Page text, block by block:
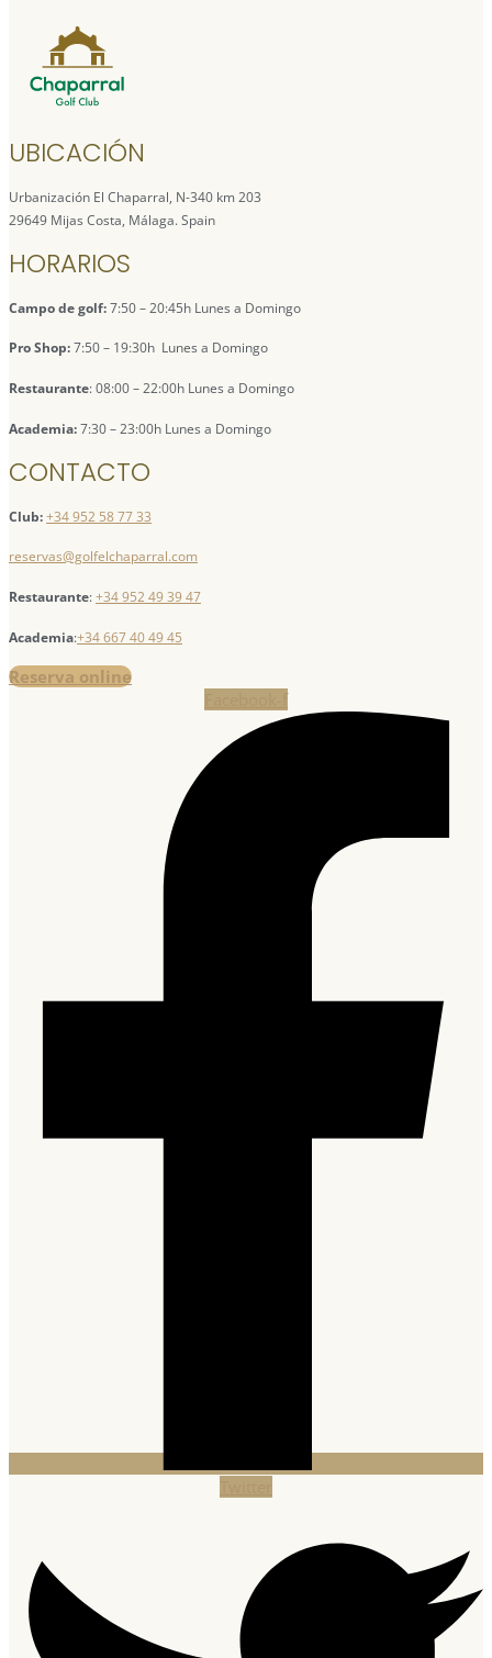
UBICACIÓN
Urbanización El Chaparral, N-340 km 203
29649 Mijas Costa, Málaga. Spain
HORARIOS
Campo de golf:7:50 – 20:45h Lunes a Domingo
Pro Shop:7:50 – 19:30h Lunes a Domingo
Restaurante: 08:00 – 22:00h Lunes a Domingo
Academia:7:30 – 23:00h Lunes a Domingo
CONTACTO
Club:+34 952 58 77 33
reservas@golfelchaparral.com
Restaurante:+34 952 49 39 47
Academia:+34 667 40 49 45
Reserva online